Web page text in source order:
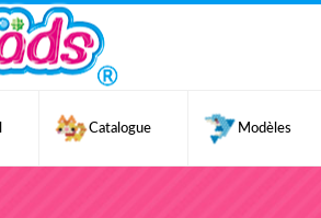
Catalogue Modèles